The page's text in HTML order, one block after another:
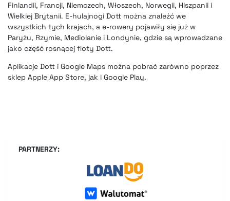
Finlandii, Francji, Niemczech, Włoszech, Norwegii, Hiszpanii i
Wielkiej Brytanii. E-hulajnogi Dott można znaleźć we
wszystkich tych krajach, a e-rowery pojawiły się już w
Paryżu, Rzymie, Mediolanie i Londynie, gdzie są wprowadzane
jako część rosnącej floty Dott.
Aplikacje Dott i Google Maps można pobrać zarówno poprzez
sklep Apple App Store, jak i Google Play.
PARTNERZY: